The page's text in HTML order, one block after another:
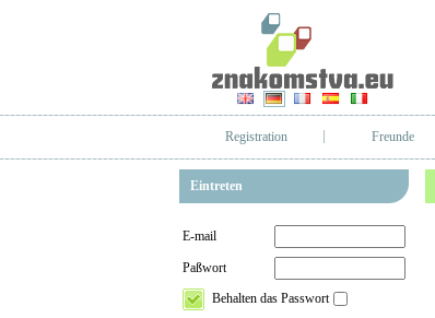
Registration Freunde
Eintreten
E-mail
Paßwort
Behalten das Passwort